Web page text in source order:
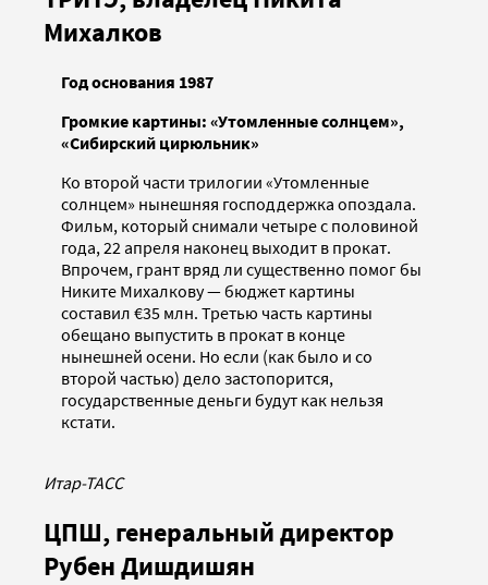
Михалков
Год основания 1987
Громкие картины: «Утомленные солнцем»,
«Сибирский цирюльник»
Ко второй части трилогии «Утомленные
солнцем» нынешняя господдержка опоздала.
Фильм, который снимали четыре с половиной
года, 22 апреля наконец выходит в прокат.
Впрочем, грант вряд ли существенно помог бы
Никите Михалкову — бюджет картины
составил €35 млн. Третью часть картины
обещано выпустить в прокат в конце
нынешней осени. Но если (как было и со
второй частью) дело застопорится,
государственные деньги будут как нельзя
кстати.
Итар-ТАСС
ЦПШ, генеральный директор
Рубен Дишдишян